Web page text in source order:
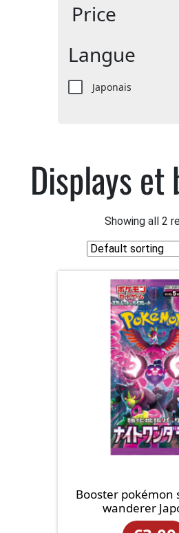
Price
Langue
Japonais
Displays et
Showing all 2
Booster pokémon
wanderer